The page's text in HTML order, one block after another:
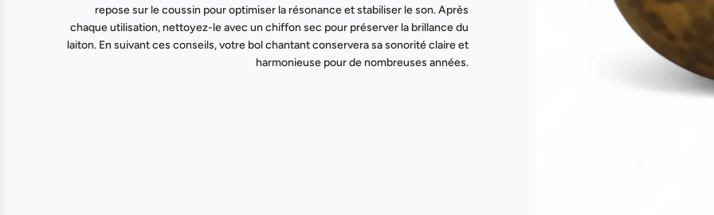
repose sur le coussin pour optimiser la résonance et stabiliser le son. Après
chaque utilisation, nettoyez-le avec un chiffon sec pour préserver la brillance du
laiton. En suivant ces conseils, votre bol chantant conservera sa sonorité claire et
harmonieuse pour de nombreuses années.